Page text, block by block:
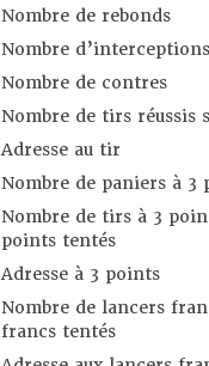
Nombre de rebonds
Nombre d’interceptions
Nombre de contres
Nombre de tirs réussis
Adresse au tir
Nombre de paniers à 3
Nombre de tirs à 3
points tentés
Adresse à 3 points
Nombre de lancers
francs tentés